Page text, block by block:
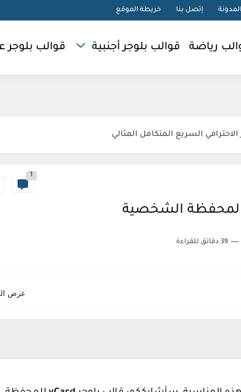
إتصل بنا خريطة الموقع
رياضة قوالب بلوجر أجنبية قوالب بلوجر
1
39 دقائق للقراءة